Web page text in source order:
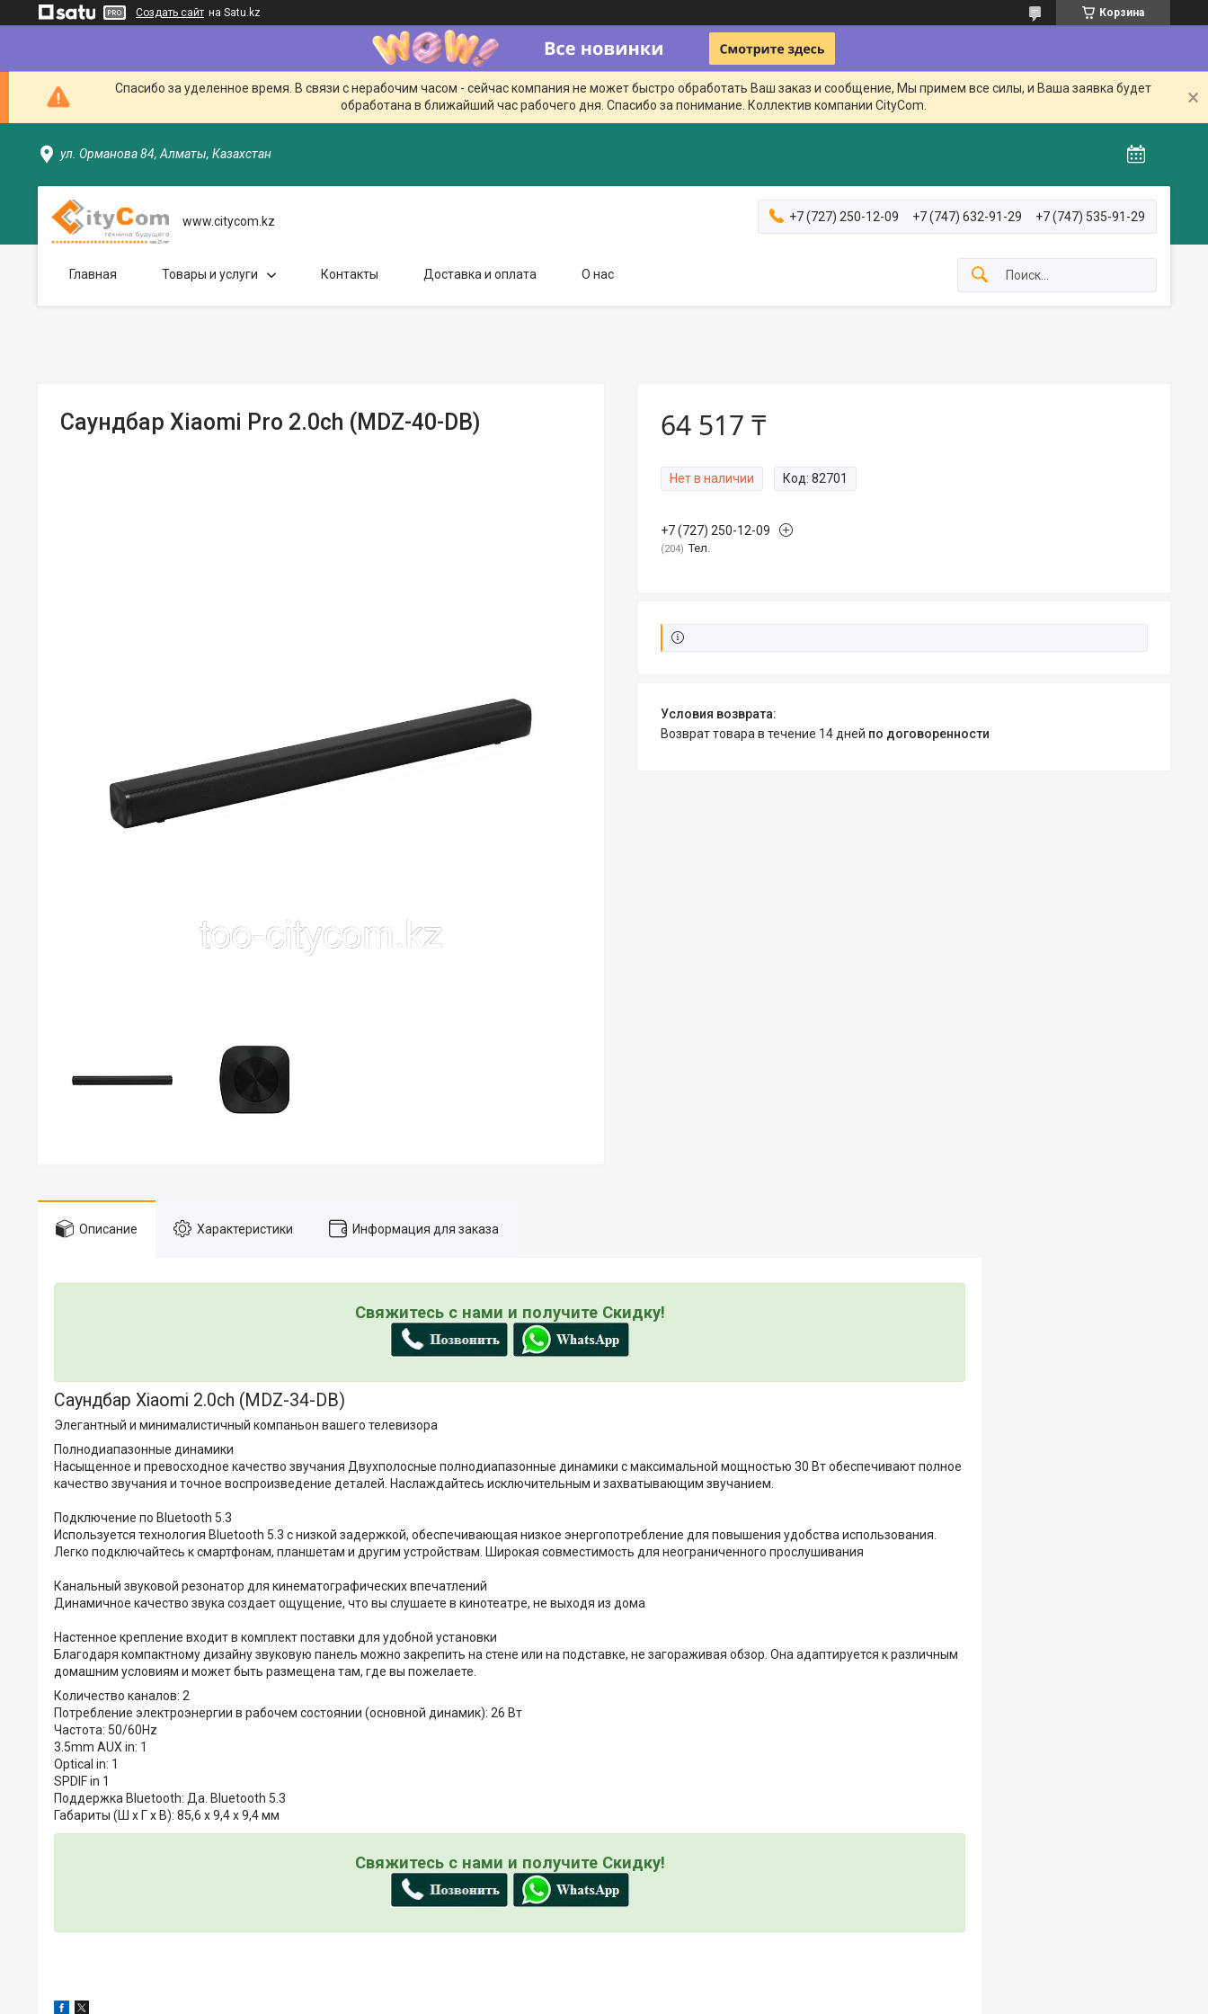
Создать сайт на Satu.kz Корзина
Спасибо за уделенное время. В связи с нерабочим часом - сейчас компания не может быстро обработать Ваш заказ и сообщение, Мы примем все силы, и Ваша заявка будет
обработана в ближайший час рабочего дня. Спасибо за понимание. Коллектив компании CityCom.
ул. Орманова 84, Алматы, Казахстан
www.citycom.kz +7 (727) 250-12-09 +7 (747) 632-91-29 +7 (747) 535-91-29
Главная Товары и услуги Контакты Доставка и оплата О нас
Саундбар Xiaomi Pro 2.0ch (MDZ-40-DB) 64 517 ₸
Нет в наличии Код: 82701
+7 (727) 250-12-09
204 Тел.
возврат товара в течение 14 дней по договоренности
Описание Характеристики Информация для заказа
Свяжитесь с нами и получите Скидку!
Саундбар Xiaomi 2.0ch (MDZ-34-DB)
Элегантный и минималистичный компаньон вашего телевизора
Полнодиапазонные динамики
Насыщенное и превосходное качество звучания Двухполосные полнодиапазонные динамики с максимальной мощностью 30 Вт обеспечивают полное
качество звучания и точное воспроизведение деталей. Наслаждайтесь исключительным и захватывающим звучанием.
Подключение по Bluetooth 5.3
Используется технология Bluetooth 5.3 с низкой задержкой, обеспечивающая низкое энергопотребление для повышения удобства использования.
Легко подключайтесь к смартфонам, планшетам и другим устройствам. Широкая совместимость для неограниченного прослушивания
Канальный звуковой резонатор для кинематографических впечатлений
Динамичное качество звука создает ощущение, что вы слушаете в кинотеатре, не выходя из дома
Настенное крепление входит в комплект поставки для удобной установки
Благодаря компактному дизайну звуковую панель можно закрепить на стене или на подставке, не загораживая обзор. Она адаптируется к различным
домашним условиям и может быть размещена там, где вы пожелаете.
Количество каналов: 2
Потребление электроэнергии в рабочем состоянии (основной динамик): 26 Вт
Частота: 50/60Hz
3.5mm AUX in: 1
Optical in: 1
SPDIF in 1
Поддержка Bluetooth: Да. Bluetooth 5.3
Габариты (Ш х Г х В): 85,6 х 9,4 х 9,4 мм
Свяжитесь с нами и получите Скидку!